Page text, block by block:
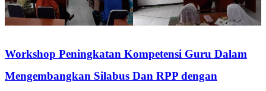
Workshop Peningkatan Kompetensi Guru Dalam
Mengembangkan Silabus Dan RPP dengan